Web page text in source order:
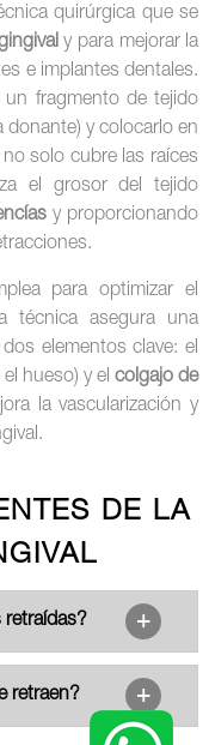
quirúrgica que se
y para mejorar la
e implantes dentales.
fragmento de tejido
donante) y colocarlo en
solo cubre las raíces
el grosor del tejido
y proporcionando
para optimizar el
técnica asegura una
elementos clave: el
hueso) y el colgajo de
la vascularización y
DE LA
retraídas?
retraen?